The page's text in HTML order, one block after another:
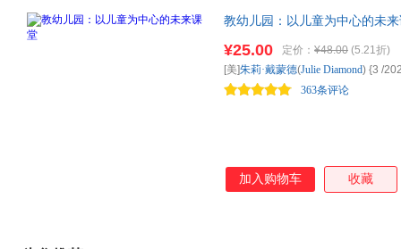
教幼儿园：以儿童为中心的未
园项目、管理等不同领域中有
¥25.00 定价： ¥48.00 (5.21折)
363条评论
[美]朱莉·戴蒙德(Julie Diamond) {3 /
加入购物车 收藏